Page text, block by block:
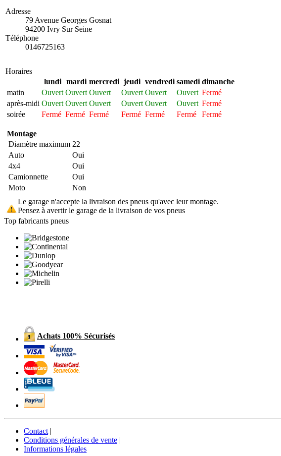
Adresse
79 Avenue Georges Gosnat
94200 Ivry Sur Seine
Téléphone
0146725163
Horaires
lundi
mardi mercredi jeudi vendredi samedi dimanche
matin
Ouvert Ouvert Ouvert Ouvert Ouvert Ouvert Fermé
après-midi Ouvert Ouvert Ouvert Ouvert Ouvert Ouvert Fermé
soirée
Fermé Fermé Fermé Fermé Fermé Fermé Fermé
Montage
Diamètre maximum 22
Auto
Oui
4x4
Oui
Camionnette
Oui
Moto
Non
Le garage n'accepte la livraison des pneus qu'avec leur montage.
Pensez à avertir le garage de la livraison de vos pneus
Top fabricants pneus
Achats 100% Sécurisés
Contact |
Conditions générales de vente |
Informations légales